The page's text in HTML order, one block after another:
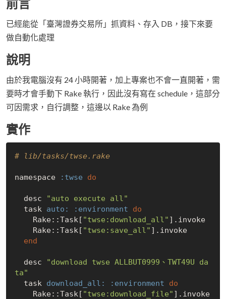
前言
已經能從「臺灣證券交易所」抓資料、存入 DB，接下來要
做自動化處理
說明
由於我電腦沒有 24 小時開著，加上專案也不會一直開著，需
要時才會手動下 Rake 執行，因此沒有寫在 schedule，這部分
可因需求，自行調整，這邊以 Rake 為例
實作
# lib/tasks/twse.rake
namespace :twse do
  desc
"auto execute all"
  task
auto: :environment
do
    Rake::Task[
"twse:download_all" ].invoke
    Rake::Task[
"twse:save_all" ].invoke
end
  desc
"download twse ALLBUT0999、TWT49U da
ta"
  task
download_all: :environment
do
    Rake::Task[
"twse:download_file" ].invoke